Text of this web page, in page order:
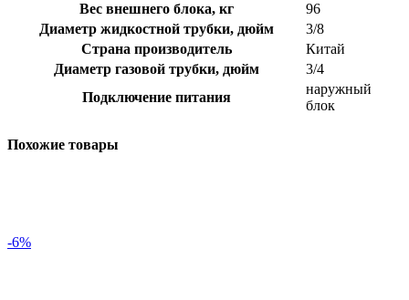
Вес внешнего блока, кг
96
Диаметр жидкостной трубки, дюйм
3/8
Страна производитель
Китай
Диаметр газовой трубки, дюйм
3/4
Подключение питания
наружный
блок
Похожие товары
-6%